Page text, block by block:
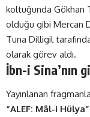
koltuğunda Gökhan
olduğu gibi Mercan
Tuna Dilligil
olarak görev aldı.
İbn-i Sina’nın
Yayınlanan
“ALEF: Mâl-i Hülya”